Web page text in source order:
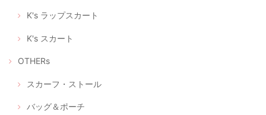
とうございました。 今後ともどうぞよろしくお願いいたし
2020/04/28
K's ラップスカート
K's スカート
OTHERs
スカーフ・ストール
バッグ＆ポーチ